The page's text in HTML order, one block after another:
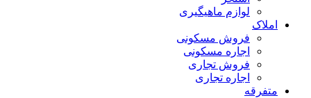
لوازم ماهیگیری
املاک
فروش مسکونی
اجاره مسکونی
فروش تجاری
اجاره تجاری
متفرقه